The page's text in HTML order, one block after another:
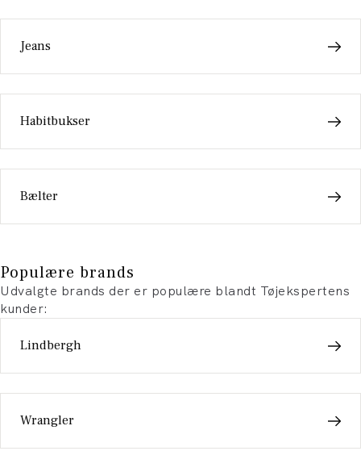
Jeans
Habitbukser
Bælter
Populære brands
Udvalgte brands der er populære blandt Tøjekspertens
kunder:
Lindbergh
Wrangler